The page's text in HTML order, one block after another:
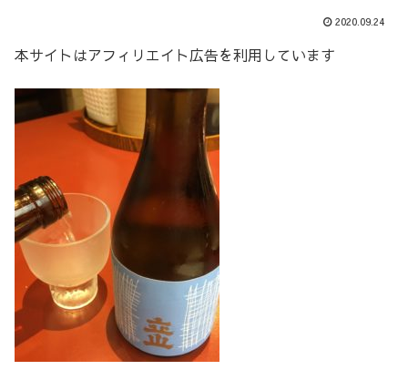
2020.09.24
本サイトはアフィリエイト広告を利用しています